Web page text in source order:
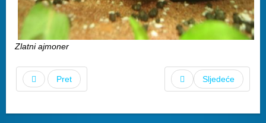
Zlatni ajmoner
Pret Sljedeće